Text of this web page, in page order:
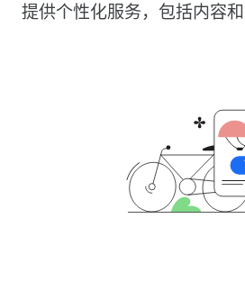
提供个性化服务，包括内容